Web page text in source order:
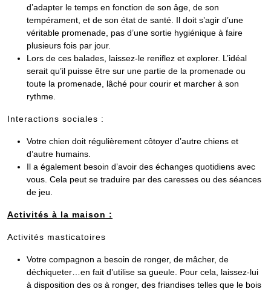
d’adapter le temps en fonction de son âge, de son
tempérament, et de son état de santé. Il doit s’agir d’une
véritable promenade, pas d’une sortie hygiénique à faire
plusieurs fois par jour.
Lors de ces balades, laissez-le reniflez et explorer. L’idéal
serait qu’il puisse être sur une partie de la promenade ou
toute la promenade, lâché pour courir et marcher à son
rythme.
Interactions sociales :
Votre chien doit régulièrement côtoyer d’autre chiens et
d’autre humains.
Il a également besoin d’avoir des échanges quotidiens avec
vous. Cela peut se traduire par des caresses ou des séances
de jeu.
Activités à la maison :
Activités masticatoires
Votre compagnon a besoin de ronger, de mâcher, de
déchiqueter…en fait d’utilise sa gueule. Pour cela, laissez-lui
à disposition des os à ronger, des friandises telles que le bois